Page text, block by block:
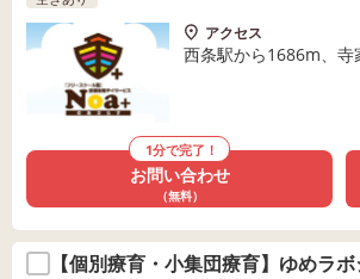
アクセス
西条駅から1686m、
1分で完了！
お問い合わせ
（無料）
【個別療育・小集団療育】ゆめラ